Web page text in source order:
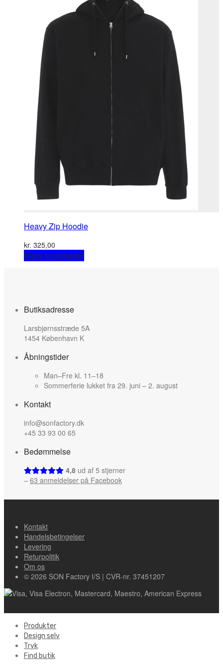
Heavy Zip Hoodie
kr. 325,00
Vælg mulighederThis
product
may
be
chosen
product
page
Butiksadresse
Larsbjørnsstræde 5A
1454 København K
Åbningstider
Man–Fre kl. 11–18
Sommerferie lukket fra 29. juni – 2. august
Kontakt
info@sonfactory.dk
+45 33 93 00 65
Bedømmelse
4,8 ud af 5 stjerner
– 63 anmeldelser på Facebook
Kontakt
Handelsbetingelser
Levering
Returpolitik
Om os
© 2026 SON Factory I/S | CVR-nr. 37451207
Produkter
Design selv
Tryk
Find butik